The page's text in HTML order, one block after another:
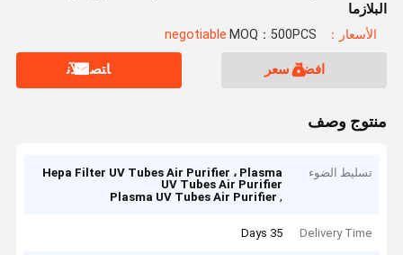
البلازما
الأسعار：negotiable MOQ：500PCS
افضل سعر ﺎﺘﺼﻟ ﺍﻶﻧ
منتوج وصف
تسليط الضوء
Hepa Filter UV Tubes Air Purifier ، Plasma
UV Tubes Air Purifier
,
Plasma UV Tubes Air Purifier
Delivery Time
35 Days